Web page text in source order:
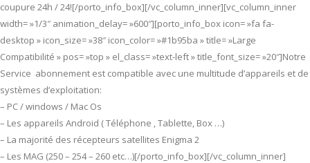
coupure 24h / 24![/porto_info_box][/vc_column_inner][vc_column_inner
width= »1/3″ animation_delay= »600″][porto_info_box icon= »fa fa-
desktop » icon_size= »38″ icon_color= »#1b95ba » title= »Large
Compatibilité » pos= »top » el_class= »text-left » title_font_size= »20″]Notre
Service abonnement est compatible avec une multitude d’appareils et de
systèmes d’exploitation:
– PC / windows / Mac Os
– Les appareils Android ( Téléphone , Tablette, Box …)
– La majorité des récepteurs satellites Enigma 2
– Les MAG (250 – 254 – 260 etc…)[/porto_info_box][/vc_column_inner]